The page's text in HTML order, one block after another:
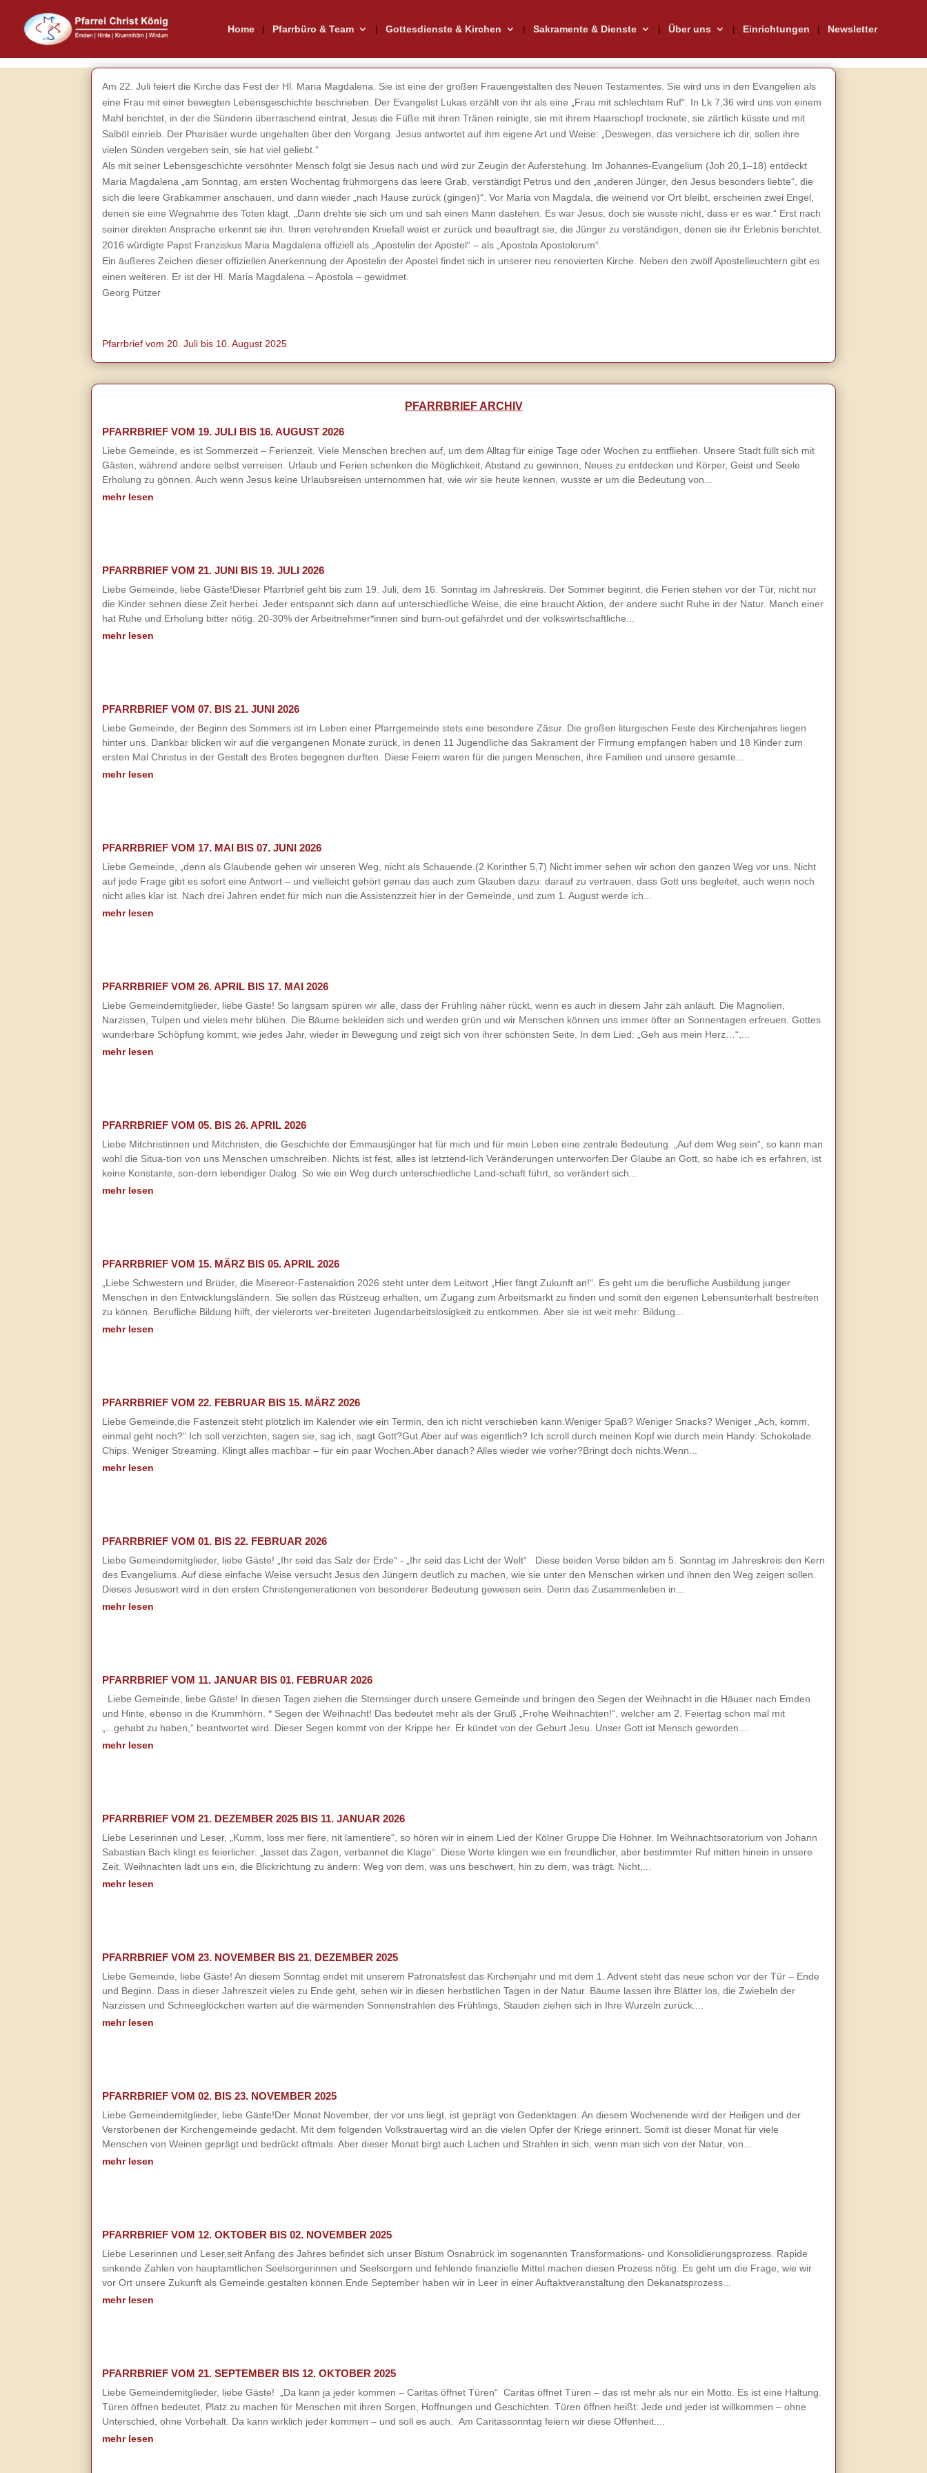
Home Pfarrbüro & Team Gottesdienste & Kirchen Sakramente & Dienste Über uns Einrichtungen Newsletter
Am 22. Juli feiert die Kirche das Fest der Hl. Maria Magdalena. Sie ist eine der großen Frauengestalten des Neuen Testamentes. Sie wird uns in den Evangelien als
eine Frau mit einer bewegten Lebensgeschichte beschrieben. Der Evangelist Lukas erzählt von ihr als eine „Frau mit schlechtem Ruf“. In Lk 7,36 wird uns von einem
Mahl berichtet, in der die Sünderin überraschend eintrat, Jesus die Füße mit ihren Tränen reinigte, sie mit ihrem Haarschopf trocknete, sie zärtlich küsste und mit
Salböl einrieb. Der Pharisäer wurde ungehalten über den Vorgang. Jesus antwortet auf ihm eigene Art und Weise: „Deswegen, das versichere ich dir, sollen ihre
vielen Sünden vergeben sein, sie hat viel geliebt.“
Als mit seiner Lebensgeschichte versöhnter Mensch folgt sie Jesus nach und wird zur Zeugin der Auferstehung. Im Johannes-Evangelium (Joh 20,1–18) entdeckt
Maria Magdalena „am Sonntag, am ersten Wochentag frühmorgens das leere Grab, verständigt Petrus und den „anderen Jünger, den Jesus besonders liebte“, die
sich die leere Grabkammer anschauen, und dann wieder „nach Hause zurück (gingen)“. Vor Maria von Magdala, die weinend vor Ort bleibt, erscheinen zwei Engel,
denen sie eine Wegnahme des Toten klagt. „Dann drehte sie sich um und sah einen Mann dastehen. Es war Jesus, doch sie wusste nicht, dass er es war.“ Erst nach
seiner direkten Ansprache erkennt sie ihn. Ihren verehrenden Kniefall weist er zurück und beauftragt sie, die Jünger zu verständigen, denen sie ihr Erlebnis berichtet.
2016 würdigte Papst Franziskus Maria Magdalena offiziell als „Apostelin der Apostel“ – als „Apostola Apostolorum“.
Ein äußeres Zeichen dieser offiziellen Anerkennung der Apostelin der Apostel findet sich in unserer neu renovierten Kirche. Neben den zwölf Apostelleuchtern gibt es
einen weiteren. Er ist der Hl. Maria Magdalena – Apostola – gewidmet.
Georg Pützer
Pfarrbrief vom 20. Juli bis 10. August 2025
PFARRBRIEF ARCHIV
PFARRBRIEF VOM 19. JULI BIS 16. AUGUST 2026
Liebe Gemeinde, es ist Sommerzeit – Ferienzeit. Viele Menschen brechen auf, um dem Alltag für einige Tage oder Wochen zu entfliehen. Unsere Stadt füllt sich mit
Gästen, während andere selbst verreisen. Urlaub und Ferien schenken die Möglichkeit, Abstand zu gewinnen, Neues zu entdecken und Körper, Geist und Seele
Erholung zu gönnen. Auch wenn Jesus keine Urlaubsreisen unternommen hat, wie wir sie heute kennen, wusste er um die Bedeutung von...
mehr lesen
PFARRBRIEF VOM 21. JUNI BIS 19. JULI 2026
Liebe Gemeinde, liebe Gäste!Dieser Pfarrbrief geht bis zum 19. Juli, dem 16. Sonntag im Jahreskreis. Der Sommer beginnt, die Ferien stehen vor der Tür, nicht nur
die Kinder sehnen diese Zeit herbei. Jeder entspannt sich dann auf unterschiedliche Weise, die eine braucht Aktion, der andere sucht Ruhe in der Natur. Manch einer
hat Ruhe und Erholung bitter nötig. 20-30% der Arbeitnehmer*innen sind burn-out gefährdet und der volkswirtschaftliche...
mehr lesen
PFARRBRIEF VOM 07. BIS 21. JUNI 2026
Liebe Gemeinde, der Beginn des Sommers ist im Leben einer Pfarrgemeinde stets eine besondere Zäsur. Die großen liturgischen Feste des Kirchenjahres liegen
hinter uns. Dankbar blicken wir auf die vergangenen Monate zurück, in denen 11 Jugendliche das Sakrament der Firmung empfangen haben und 18 Kinder zum
ersten Mal Christus in der Gestalt des Brotes begegnen durften. Diese Feiern waren für die jungen Menschen, ihre Familien und unsere gesamte...
mehr lesen
PFARRBRIEF VOM 17. MAI BIS 07. JUNI 2026
Liebe Gemeinde, „denn als Glaubende gehen wir unseren Weg, nicht als Schauende.(2 Korinther 5,7) Nicht immer sehen wir schon den ganzen Weg vor uns. Nicht
auf jede Frage gibt es sofort eine Antwort – und vielleicht gehört genau das auch zum Glauben dazu: darauf zu vertrauen, dass Gott uns begleitet, auch wenn noch
nicht alles klar ist. Nach drei Jahren endet für mich nun die Assistenzzeit hier in der Gemeinde, und zum 1. August werde ich...
mehr lesen
PFARRBRIEF VOM 26. APRIL BIS 17. MAI 2026
Liebe Gemeindemitglieder, liebe Gäste! So langsam spüren wir alle, dass der Frühling näher rückt, wenn es auch in diesem Jahr zäh anläuft. Die Magnolien,
Narzissen, Tulpen und vieles mehr blühen. Die Bäume bekleiden sich und werden grün und wir Menschen können uns immer öfter an Sonnentagen erfreuen. Gottes
wunderbare Schöpfung kommt, wie jedes Jahr, wieder in Bewegung und zeigt sich von ihrer schönsten Seite. In dem Lied: „Geh aus mein Herz…“,...
mehr lesen
PFARRBRIEF VOM 05. BIS 26. APRIL 2026
Liebe Mitchristinnen und Mitchristen, die Geschichte der Emmausjünger hat für mich und für mein Leben eine zentrale Bedeutung. „Auf dem Weg sein“, so kann man
wohl die Situa-tion von uns Menschen umschreiben. Nichts ist fest, alles ist letztend-lich Veränderungen unterworfen.Der Glaube an Gott, so habe ich es erfahren, ist
keine Konstante, son-dern lebendiger Dialog. So wie ein Weg durch unterschiedliche Land-schaft führt, so verändert sich...
mehr lesen
PFARRBRIEF VOM 15. MÄRZ BIS 05. APRIL 2026
„Liebe Schwestern und Brüder, die Misereor-Fastenaktion 2026 steht unter dem Leitwort „Hier fängt Zukunft an!“. Es geht um die berufliche Ausbildung junger
Menschen in den Entwicklungsländern. Sie sollen das Rüstzeug erhalten, um Zugang zum Arbeitsmarkt zu finden und somit den eigenen Lebensunterhalt bestreiten
zu können. Berufliche Bildung hilft, der vielerorts ver-breiteten Jugendarbeitslosigkeit zu entkommen. Aber sie ist weit mehr: Bildung...
mehr lesen
PFARRBRIEF VOM 22. FEBRUAR BIS 15. MÄRZ 2026
Liebe Gemeinde,die Fastenzeit steht plötzlich im Kalender wie ein Termin, den ich nicht verschieben kann.Weniger Spaß? Weniger Snacks? Weniger „Ach, komm,
einmal geht noch?“ Ich soll verzichten, sagen sie, sag ich, sagt Gott?Gut.Aber auf was eigentlich? Ich scroll durch meinen Kopf wie durch mein Handy: Schokolade.
Chips. Weniger Streaming. Klingt alles machbar – für ein paar Wochen.Aber danach? Alles wieder wie vorher?Bringt doch nichts.Wenn...
mehr lesen
PFARRBRIEF VOM 01. BIS 22. FEBRUAR 2026
Liebe Gemeindemitglieder, liebe Gäste! „Ihr seid das Salz der Erde“ - „Ihr seid das Licht der Welt“ Diese beiden Verse bilden am 5. Sonntag im Jahreskreis den Kern
des Evangeliums. Auf diese einfache Weise versucht Jesus den Jüngern deutlich zu machen, wie sie unter den Menschen wirken und ihnen den Weg zeigen sollen.
Dieses Jesuswort wird in den ersten Christengenerationen von besonderer Bedeutung gewesen sein. Denn das Zusammenleben in...
mehr lesen
PFARRBRIEF VOM 11. JANUAR BIS 01. FEBRUAR 2026
Liebe Gemeinde, liebe Gäste! In diesen Tagen ziehen die Sternsinger durch unsere Gemeinde und bringen den Segen der Weihnacht in die Häuser nach Emden
und Hinte, ebenso in die Krummhörn. * Segen der Weihnacht! Das bedeutet mehr als der Gruß „Frohe Weihnachten!“, welcher am 2. Feiertag schon mal mit
„...gehabt zu haben,“ beantwortet wird. Dieser Segen kommt von der Krippe her. Er kündet von der Geburt Jesu. Unser Gott ist Mensch geworden....
mehr lesen
PFARRBRIEF VOM 21. DEZEMBER 2025 BIS 11. JANUAR 2026
Liebe Leserinnen und Leser, „Kumm, loss mer fiere, nit lamentiere“, so hören wir in einem Lied der Kölner Gruppe Die Höhner. Im Weihnachtsoratorium von Johann
Sabastian Bach klingt es feierlicher: „lasset das Zagen, verbannet die Klage“. Diese Worte klingen wie ein freundlicher, aber bestimmter Ruf mitten hinein in unsere
Zeit. Weihnachten lädt uns ein, die Blickrichtung zu ändern: Weg von dem, was uns beschwert, hin zu dem, was trägt. Nicht,...
mehr lesen
PFARRBRIEF VOM 23. NOVEMBER BIS 21. DEZEMBER 2025
Liebe Gemeinde, liebe Gäste! An diesem Sonntag endet mit unserem Patronatsfest das Kirchenjahr und mit dem 1. Advent steht das neue schon vor der Tür – Ende
und Beginn. Dass in dieser Jahreszeit vieles zu Ende geht, sehen wir in diesen herbstlichen Tagen in der Natur. Bäume lassen ihre Blätter los, die Zwiebeln der
Narzissen und Schneeglöckchen warten auf die wärmenden Sonnenstrahlen des Frühlings, Stauden ziehen sich in Ihre Wurzeln zurück....
mehr lesen
PFARRBRIEF VOM 02. BIS 23. NOVEMBER 2025
Liebe Gemeindemitglieder, liebe Gäste!Der Monat November, der vor uns liegt, ist geprägt von Gedenktagen. An diesem Wochenende wird der Heiligen und der
Verstorbenen der Kirchengemeinde gedacht. Mit dem folgenden Volkstrauertag wird an die vielen Opfer der Kriege erinnert. Somit ist dieser Monat für viele
Menschen von Weinen geprägt und bedrückt oftmals. Aber dieser Monat birgt auch Lachen und Strahlen in sich, wenn man sich von der Natur, von...
mehr lesen
PFARRBRIEF VOM 12. OKTOBER BIS 02. NOVEMBER 2025
Liebe Leserinnen und Leser,seit Anfang des Jahres befindet sich unser Bistum Osnabrück im sogenannten Transformations- und Konsolidierungsprozess. Rapide
sinkende Zahlen von hauptamtlichen Seelsorgerinnen und Seelsorgern und fehlende finanzielle Mittel machen diesen Prozess nötig. Es geht um die Frage, wie wir
vor Ort unsere Zukunft als Gemeinde gestalten können.Ende September haben wir in Leer in einer Auftaktveranstaltung den Dekanatsprozess...
mehr lesen
PFARRBRIEF VOM 21. SEPTEMBER BIS 12. OKTOBER 2025
Liebe Gemeindemitglieder, liebe Gäste! „Da kann ja jeder kommen – Caritas öffnet Türen“ Caritas öffnet Türen – das ist mehr als nur ein Motto. Es ist eine Haltung.
Türen öffnen bedeutet, Platz zu machen für Menschen mit ihren Sorgen, Hoffnungen und Geschichten. Türen öffnen heißt: Jede und jeder ist willkommen – ohne
Unterschied, ohne Vorbehalt. Da kann wirklich jeder kommen – und soll es auch. Am Caritassonntag feiern wir diese Offenheit....
mehr lesen